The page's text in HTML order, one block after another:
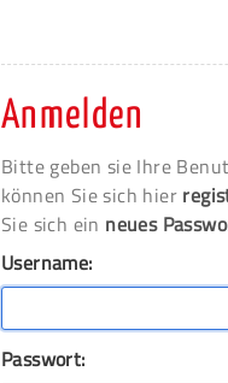
Anmelden
Bitte geben sie Ihre
können Sie sich hier
Sie sich ein neues
Username:
Passwort: